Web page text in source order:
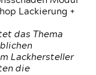
Lackierung +
das Thema
Lackhersteller
die